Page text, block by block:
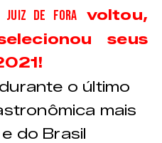
Juiz de Fora voltou,
seus
o último
mais
do Brasil